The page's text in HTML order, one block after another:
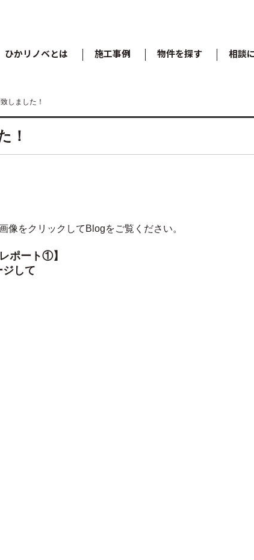
ひかリノベとは 施工事例 物件を探す 相談
しました！
！
をクリックしてBlogをご覧ください。
ポート①】
して